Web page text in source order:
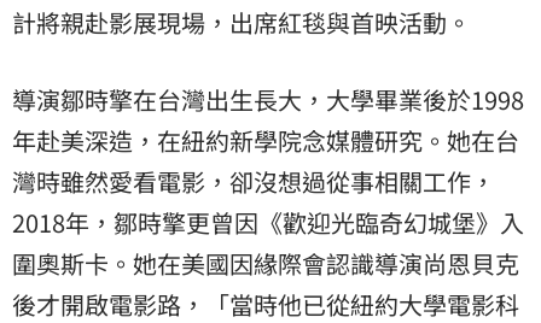
計將親赴影展現場，出席紅毯與首映活動。
導演鄒時擎在台灣出生長大，大學畢業後於1998
年赴美深造，在紐約新學院念媒體研究。她在台
灣時雖然愛看電影，卻沒想過從事相關工作，
2018年，鄒時擎更曾因《歡迎光臨奇幻城堡》入
圍奧斯卡。她在美國因緣際會認識導演尚恩貝克
後才開啟電影路，「當時他已從紐約大學電影科